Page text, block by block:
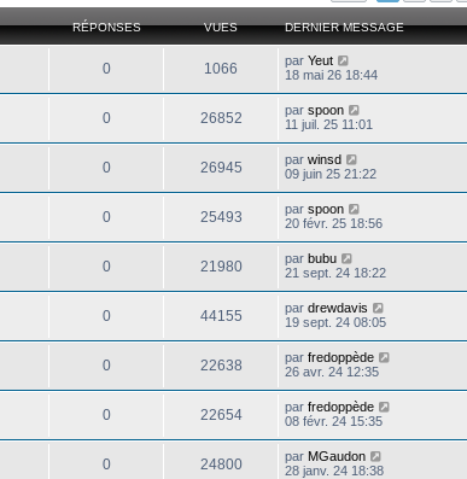
RÉPONSES VUES DERNIER MESSAGE
0 1066 par Yeut
18 mai 26 18:44
0 26852 par spoon
11 juil. 25 11:01
0 26945 par winsd
09 juin 25 21:22
0 25493 par spoon
20 févr. 25 18:56
0 21980 par bubu
21 sept. 24 18:22
0 44155 par drewdavis
19 sept. 24 08:05
0 22638 par fredoppède
26 avr. 24 12:35
0 22654 par fredoppède
08 févr. 24 15:35
0 24800 par MGaudon
28 janv. 24 18:38